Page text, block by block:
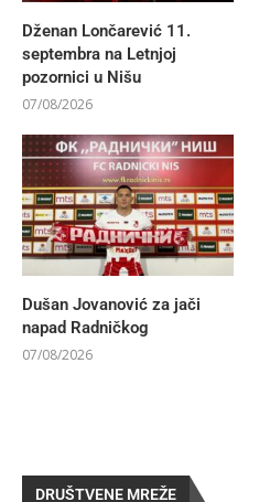
Dženan Lončarević 11.
septembra na Letnjoj
pozornici u Nišu
07/08/2026
Dušan Jovanović za jači
napad Radničkog
07/08/2026
DRUŠTVENE MREŽE